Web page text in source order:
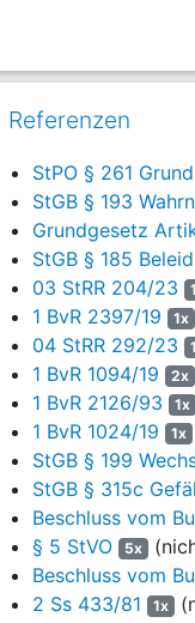
Fahrtrichtung mit einer
einem abrupten
bezeichnete ihn der
2. Mit ihren Angriffen
a. Das Landgericht hat
unterzogen und sich
umfassend gewürdigt.
Rede stellte und der
Ausführungen zum
b. Der von der Revision
Einlassung des
c. Der Vortrag des
nach§ 261 StPOnicht
3. Die rechtsfehlerfrei
185 und§ 193 StGB
Referenzen
StPO § 261
StGB § 193
Grundgesetz
StGB § 185
03 StRR 204/23
1 BvR 2397/19
1x
04 StRR 292/23
1 BvR 1094/19
2x
1 BvR 2126/93
1x
1 BvR 1024/19
1x
StGB § 199
StGB § 315c
Beschluss vom
§ 5 StVO 5x
Beschluss vom
2 Ss 433/81 1x